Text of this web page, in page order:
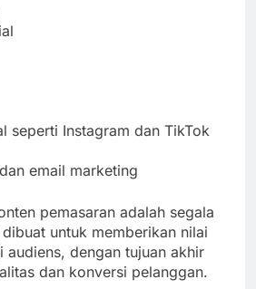
seperti Instagram dan TikTok
email marketing
pemasaran adalah segala
untuk memberikan nilai
audiens, dengan tujuan akhir
dan konversi pelanggan.